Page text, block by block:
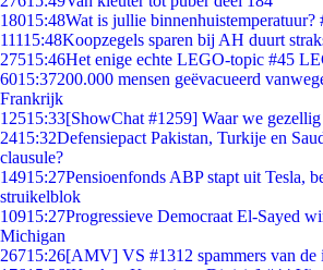
18015:48Wat is jullie
11115:48Koopzegels sparen bij AH duurt
27515:46Het enige echte LEGO-topic #45
6015:37200.000 mensen geëvacueerd
Frankrijk
12515:33[ShowChat #1259] Waar we
2415:32Defensiepact Pakistan, Turkije en
clausule?
14915:27Pensioenfonds ABP stapt uit Tesla,
struikelblok
10915:27Progressieve Democraat El-Sayed
Michigan
26715:26[AMV] VS #1312 spammers van de